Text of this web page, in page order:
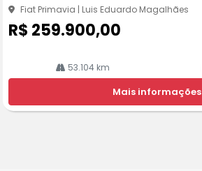
Fiat Primavia | Luis Eduardo Magalhães
R$ 259.900,00
53.104 km
Mais informações